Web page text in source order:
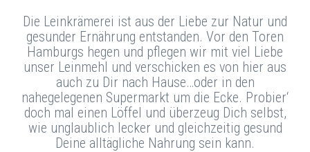
Die Leinkrämerei ist aus der Liebe zur Natur und
gesunder Ernährung entstanden. Vor den Toren
Hamburgs hegen und pflegen wir mit viel Liebe
unser Leinmehl und verschicken es von hier aus
auch zu Dir nach Hause…oder in den
nahegelegenen Supermarkt um die Ecke. Probier‘
doch mal einen Löffel und überzeug Dich selbst,
wie unglaublich lecker und gleichzeitig gesund
Deine alltägliche Nahrung sein kann.